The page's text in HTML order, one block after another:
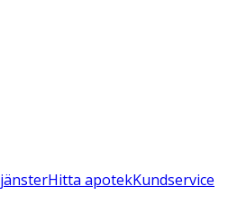
Hitta apotekKundservice